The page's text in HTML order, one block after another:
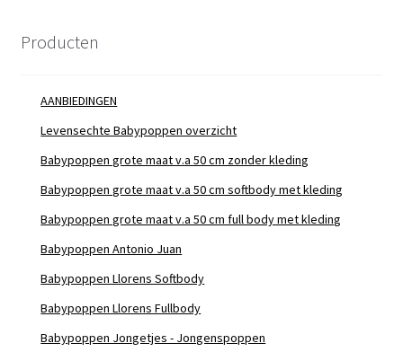
Producten
AANBIEDINGEN
Levensechte Babypoppen overzicht
Babypoppen grote maat v.a 50 cm zonder kleding
Babypoppen grote maat v.a 50 cm softbody met kleding
Babypoppen grote maat v.a 50 cm full body met kleding
Babypoppen Antonio Juan
Babypoppen Llorens Softbody
Babypoppen Llorens Fullbody
Babypoppen Jongetjes - Jongenspoppen